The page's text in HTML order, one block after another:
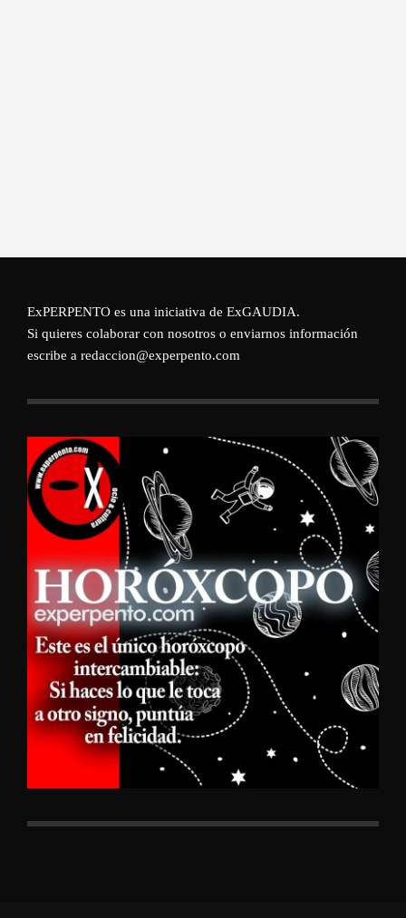
ExPERPENTO es una iniciativa de ExGAUDIA.
Si quieres colaborar con nosotros o enviarnos información
escribe a redaccion@experpento.com